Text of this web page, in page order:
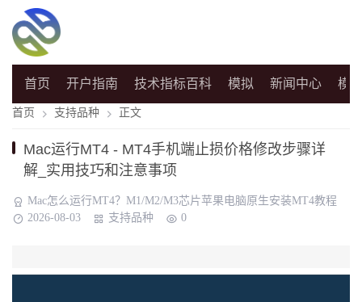
首页 开户指南 技术指标百科 模拟 新闻中心 模
首页 支持品种 正文
Mac运行MT4 - MT4手机端止损价格修改步骤详
解_实用技巧和注意事项
Mac怎么运行MT4？M1/M2/M3芯片苹果电脑原生安装MT4教程
2026-08-03
支持品种 0